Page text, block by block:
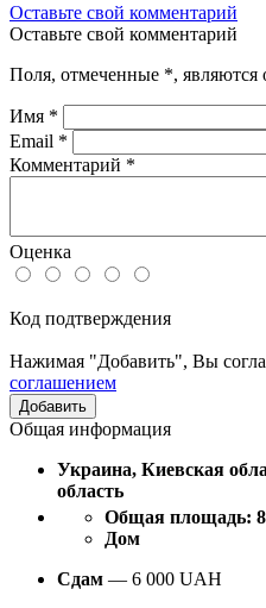
Оставьте свой комментарий
Оставьте свой комментарий
Поля, отмеченные *, являются
Имя *
Email *
Комментарий *
Оценка
Код подтверждения
Нажимая "Добавить", Вы
соглашением
Общая информация
Украина, Киевская
область
Общая площадь:
Дом
Сдам — 6 000 UAH